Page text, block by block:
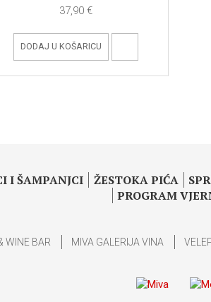
37,90 €
DODAJ U KOŠARICU
I ŠAMPANJCI ŽESTOKA PIĆA
PROGRAM
WINE BAR MIVA GALERIJA VINA